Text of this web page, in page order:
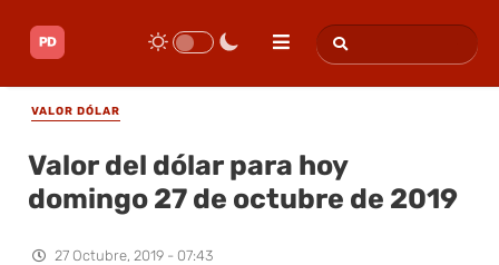
VALOR DÓLAR
Valor del dólar para hoy
domingo 27 de octubre de 2019
27 Octubre, 2019 - 07:43